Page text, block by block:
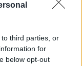
third parties, or
for
below opt-out